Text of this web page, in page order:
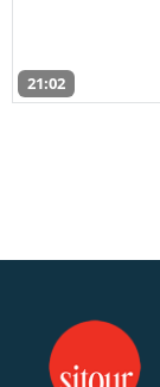
21:02